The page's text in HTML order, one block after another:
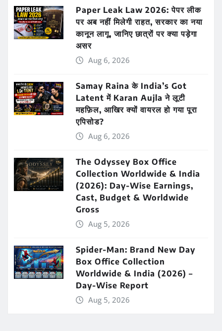
Paper Leak Law 2026: पेपर लीक
पर अब नहीं मिलेगी राहत, सरकार का नया
कानून लागू, जानिए छात्रों पर क्या पड़ेगा
असर
Aug 6, 2026
Samay Raina के India’s Got
Latent में Karan Aujla ने लूटी
महफ़िल, आखिर क्यों वायरल हो गया पूरा
एपिसोड?
Aug 6, 2026
The Odyssey Box Office
Collection Worldwide & India
(2026): Day-Wise Earnings,
Cast, Budget & Worldwide
Gross
Aug 5, 2026
Spider-Man: Brand New Day
Box Office Collection
Worldwide & India (2026) –
Day-Wise Report
Aug 5, 2026